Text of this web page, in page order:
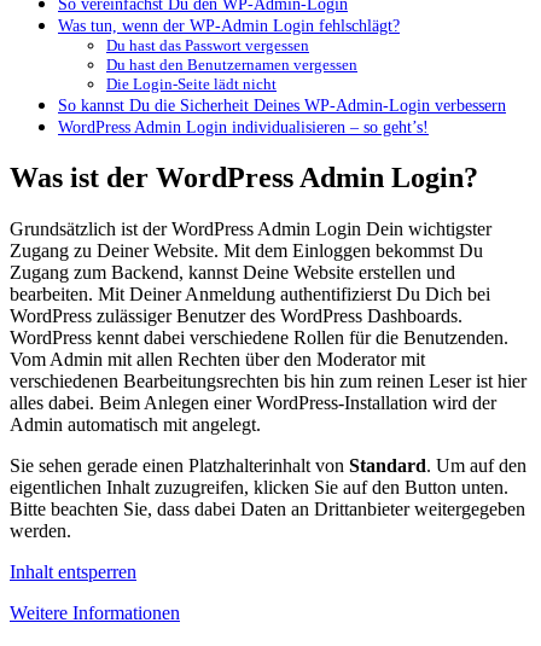
Was tun, wenn der WP-Admin Login fehlschlägt?
Du hast das Passwort vergessen
Du hast den Benutzernamen vergessen
Die Login-Seite lädt nicht
So kannst Du die Sicherheit Deines WP-Admin-Login verbessern
WordPress Admin Login individualisieren – so geht’s!
Was ist der WordPress Admin Login?
Grundsätzlich ist der WordPress Admin Login Dein wichtigster
Zugang zu Deiner Website. Mit dem Einloggen bekommst Du
Zugang zum Backend, kannst Deine Website erstellen und
bearbeiten. Mit Deiner Anmeldung authentifizierst Du Dich bei
WordPress zulässiger Benutzer des WordPress Dashboards.
WordPress kennt dabei verschiedene Rollen für die Benutzenden.
Vom Admin mit allen Rechten über den Moderator mit
verschiedenen Bearbeitungsrechten bis hin zum reinen Leser ist hier
alles dabei. Beim Anlegen einer WordPress-Installation wird der
Admin automatisch mit angelegt.
Sie sehen gerade einen Platzhalterinhalt von Standard. Um auf den
eigentlichen Inhalt zuzugreifen, klicken Sie auf den Button unten.
Bitte beachten Sie, dass dabei Daten an Drittanbieter weitergegeben
werden.
Inhalt entsperren
Weitere Informationen